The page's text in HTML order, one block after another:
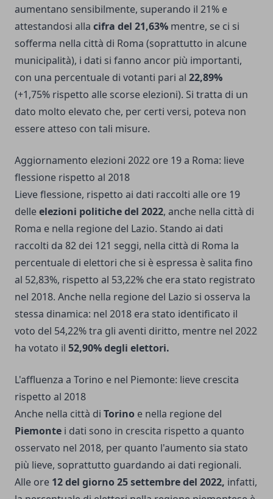
aumentano sensibilmente, superando il 21% e
attestandosi alla cifra del 21,63% mentre, se ci si
sofferma nella città di Roma (soprattutto in alcune
municipalità), i dati si fanno ancor più importanti,
con una percentuale di votanti pari al 22,89%
(+1,75% rispetto alle scorse elezioni). Si tratta di un
dato molto elevato che, per certi versi, poteva non
essere atteso con tali misure.
Aggiornamento elezioni 2022 ore 19 a Roma: lieve
flessione rispetto al 2018
Lieve flessione, rispetto ai dati raccolti alle ore 19
delleelezioni politiche del 2022, anche nella città di
Roma e nella regione del Lazio. Stando ai dati
raccolti da 82 dei 121 seggi, nella città di Roma la
percentuale di elettori che si è espressa è salita fino
al 52,83%, rispetto al 53,22% che era stato registrato
nel 2018. Anche nella regione del Lazio si osserva la
stessa dinamica: nel 2018 era stato identificato il
voto del 54,22% tra gli aventi diritto, mentre nel 2022
ha votato il 52,90% degli elettori.
L'affluenza a Torino e nel Piemonte: lieve crescita
rispetto al 2018
Anche nella città di Torino e nella regione del
Piemonte i dati sono in crescita rispetto a quanto
osservato nel 2018, per quanto l'aumento sia stato
più lieve, soprattutto guardando ai dati regionali.
Alle ore 12 del giorno 25 settembre del 2022, infatti,